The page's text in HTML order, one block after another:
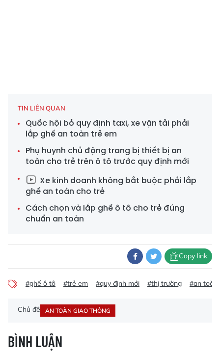
TIN LIÊN QUAN
Quốc hội bỏ quy định taxi, xe vận tải phải
lắp ghế an toàn trẻ em
Phụ huynh chủ động trang bị thiết bị an
toàn cho trẻ trên ô tô trước quy định mới
Xe kinh doanh không bắt buộc phải lắp
ghế an toàn cho trẻ
Cách chọn và lắp ghế ô tô cho trẻ đúng
chuẩn an toàn
Copy link
#ghế ô tô #trẻ em #quy định mới #thị trường #an toàn
Chủ đề AN TOÀN GIAO THÔNG
BÌNH LUẬN